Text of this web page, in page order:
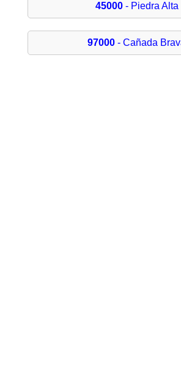
45000- Piedra Alta
97000 - Cañada